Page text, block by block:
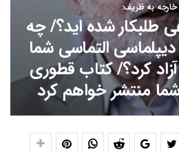
خارجه به ظریف:
طلبکار شده اید؟/ چه
التماسی شما
کرد؟/ کتاب قطوری
منتشر خواهم کرد